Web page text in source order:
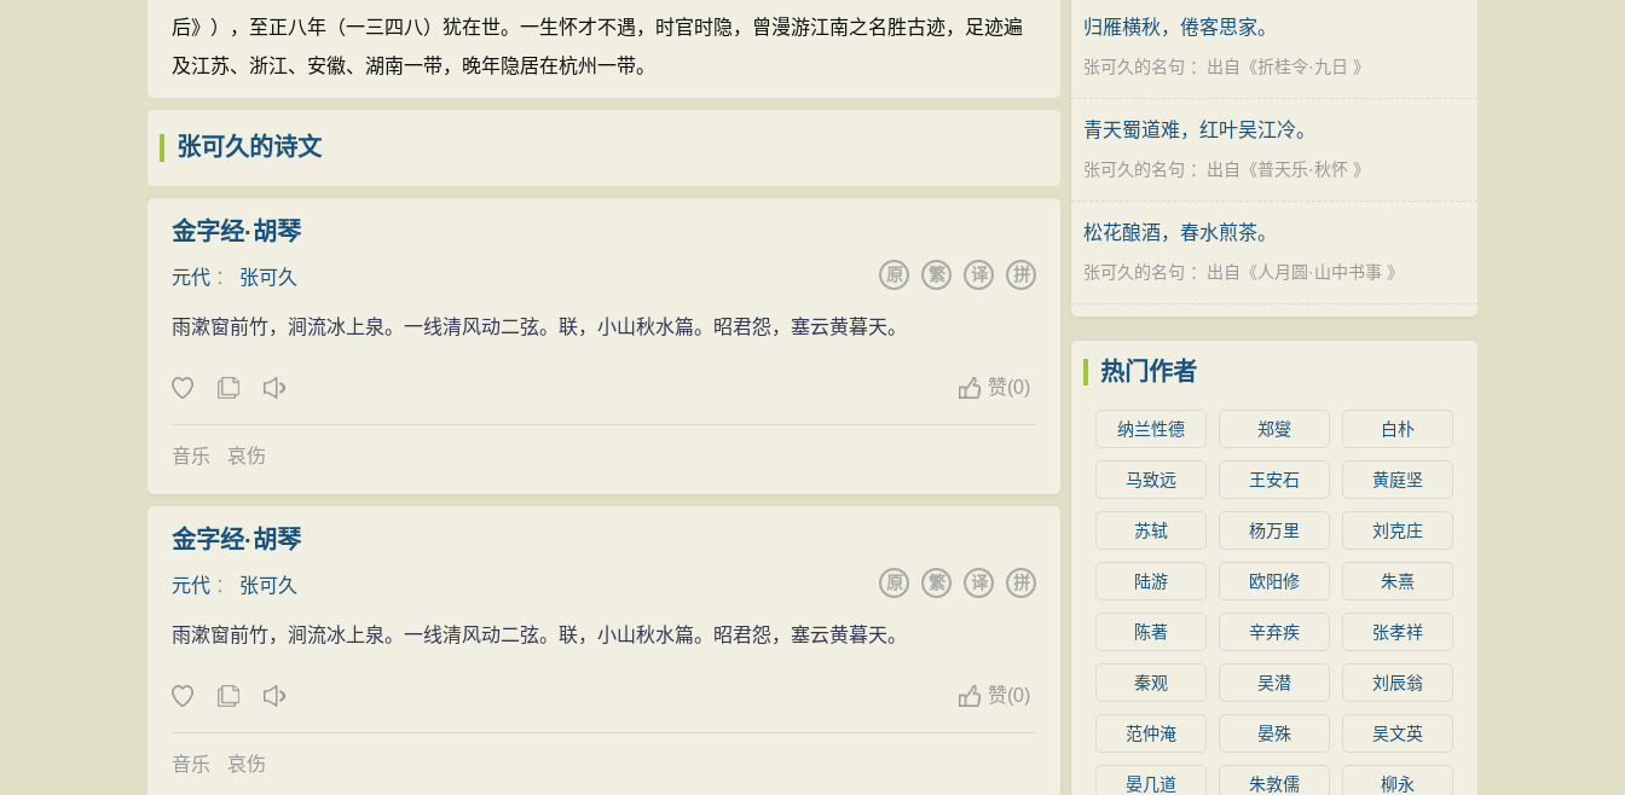
诗家之有李杜”，王骥德《曲律》则辩云：“李则（王）实甫，杜则（马）东篱，始当；乔、张，盖长
吉、义山之流”。清·刘熙载《艺概》称乔、张“两家固同一骚雅，不落俳语，惟张尤翛然独远耳”。今人
中清华一派之所由立也”（任讷《曲谐》）。
黑白颠倒、贤愚不分的现实。他的小山散曲的又一内容是向往归隐，描写归隐生活中的情景。“依松
涧，结草庐，读书声翠微深处。”张可久结交的多为官员和文人，生活面比较狭窄，作品内容不够广
阔，不少唱和之作，显得平庸。虽有愤懑和不满，但仍表现出一种“怨而不怒”的色彩。张可久是元代散
美；融合运用诗、词作法，讲究蕴藉工丽，而且常常熔铸诗词名句，藉以入于典雅。其作品多为欣赏
期则追求清丽雅正。张可久的创作实践在曲风转变中起了重要作用。其散曲在后期被视为典范。
地位
张可久早年与马致远、卢挚、贯云石有交往，曾互相作曲唱和。而他的散曲里涉及的是隐居和游
张可久长期为吏的身世，对他的创作很有影响。生活的坎坷使他抑郁悲伤，向往归隐。因此，描
后》），至正八年（一三四八）犹在世。一生怀才不遇，时官时隐，曾漫游江南之名胜古迹，足迹遍
及江苏、浙江、安徽、湖南一带，晚年隐居在杭州一带。
张可久的诗文
金字经·胡琴
元代 ： 张可久 拼
译
繁
原
雨漱窗前竹，涧流冰上泉。一线清风动二弦。联，小山秋水篇。昭君怨，塞云黄暮天。
赞(0)
音乐 哀伤
金字经·胡琴
元代 ： 张可久 拼
译
繁
原
雨漱窗前竹，涧流冰上泉。一线清风动二弦。联，小山秋水篇。昭君怨，塞云黄暮天。
赞(0)
音乐 哀伤
归雁横秋，倦客思家。
张可久的名句 ：出自《折桂令·九日 》
青天蜀道难，红叶吴江冷。
张可久的名句 ：出自《普天乐·秋怀 》
松花酿酒，春水煎茶。
张可久的名句 ：出自《人月圆·山中书事 》
热门作者
纳兰性德 郑燮 白朴
马致远 王安石 黄庭坚
苏轼 杨万里 刘克庄
陆游 欧阳修 朱熹
陈著 辛弃疾 张孝祥
秦观 吴潜 刘辰翁
范仲淹 晏殊 吴文英
晏几道 朱敦儒 柳永